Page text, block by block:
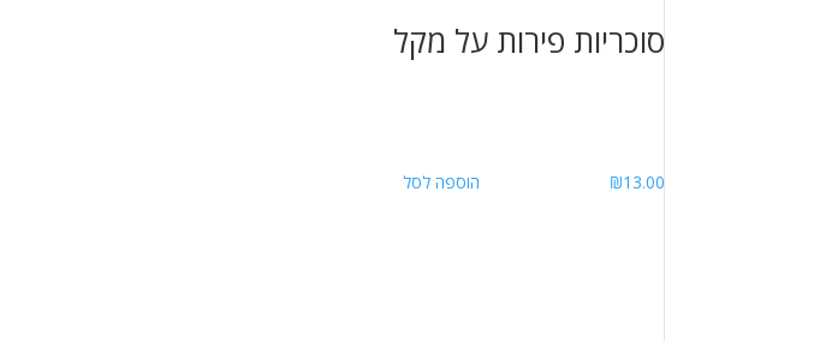
סוכריות פירות על מקל
₪13.00 הוספה לסל